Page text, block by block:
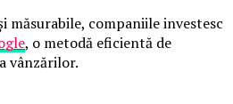
măsurabile, companiile investesc
, o metodă eficientă de
vânzărilor.